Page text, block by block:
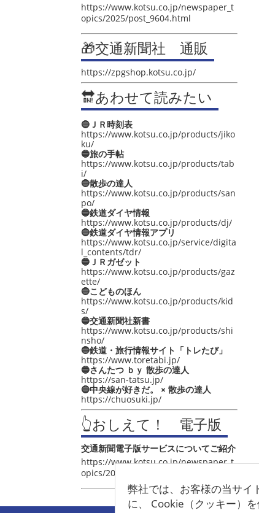
弊社では、お客様の当サイ
に、 Cookie（クッキー）を
https://www.kotsu.co.jp/newspaper_t
opics/2025/post_9604.html
🎁交通新聞社 通販
https://zpgshop.kotsu.co.jp/
🔛あわせて読みたい
🔵ＪＲ時刻表
https://www.kotsu.co.jp/products/jiko
ku/
🔵旅の手帖
https://www.kotsu.co.jp/products/tab
i/
🔵散歩の達人
https://www.kotsu.co.jp/products/san
po/
🔵鉄道ダイヤ情報
https://www.kotsu.co.jp/products/dj/
🔵鉄道ダイヤ情報アプリ
https://www.kotsu.co.jp/service/digita
l_contents/tdr/
🔵ＪＲガゼット
https://www.kotsu.co.jp/products/gaz
ette/
🔵こどものほん
https://www.kotsu.co.jp/products/kid
s/
🔵交通新聞社新書
https://www.kotsu.co.jp/products/shi
nsho/
🔵鉄道・旅行情報サイト「トレたび」
https://www.toretabi.jp/
🔵さんたつ ｂｙ 散歩の達人
https://san-tatsu.jp/
🔵中央線が好きだ。 × 散歩の達人
https://chuosuki.jp/
👆おしえて！ 電子版
交通新聞電子版サービスについてご紹介
https://www.kotsu.co.jp/newspaper_t
opics/2021/post_4048.html